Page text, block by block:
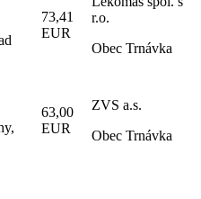
73,41
EUR
r.o.
Obec Trnávka
63,00
EUR
ZVS a.s.
Obec Trnávka